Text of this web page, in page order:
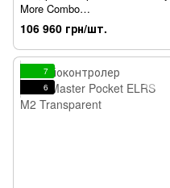
More Combo
(CP.MA.00000452.02)
106 960 грн/шт.
7
6